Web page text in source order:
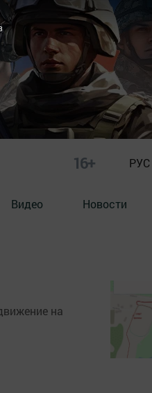
16+ РУС
Видео Новости
на